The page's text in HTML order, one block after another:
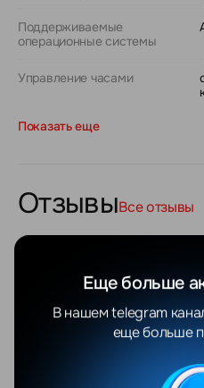
Поддерживаемые
операционные системы
Управление часами
Показать еще
ОтзывыВсе отзывы
Валентина Яцушкевич
Еще больше
В нашем telegram
еще больше